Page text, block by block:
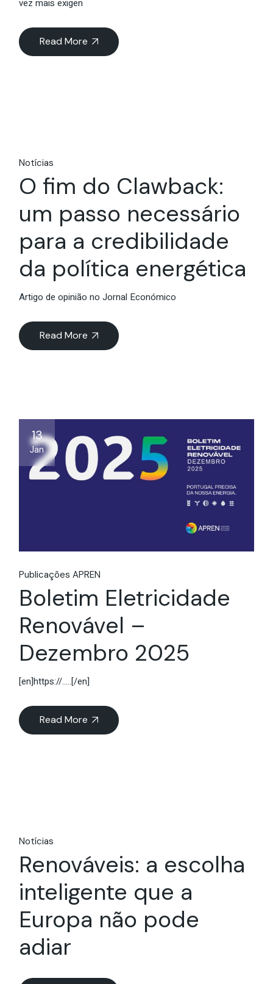
vez mais exigen
Read More
Notícias
O fim do Clawback:
um passo necessário
para a credibilidade
da política energética
Artigo de opinião no Jornal Económico
Read More
13
Jan
Publicações APREN
Boletim Eletricidade
Renovável –
Dezembro 2025
[en]https://.....[/en]
Read More
Notícias
Renováveis: a escolha
inteligente que a
Europa não pode
adiar